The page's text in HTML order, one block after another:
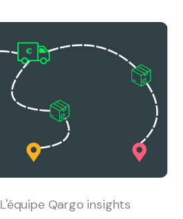
L'équipe Qargo insights